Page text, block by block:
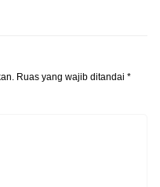
Ruas yang wajib ditandai *